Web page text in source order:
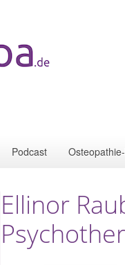
Podcast
Ellinor